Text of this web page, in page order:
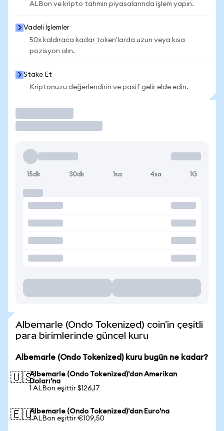
ALBon ve kripto tahmin piyasalarında işlem yapın.
Vadeli İşlemler
50x kaldıraca kadar token'larda uzun veya kısa
pozisyon alın.
Stake Et
Kriptonuzu değerlendirin ve pasif gelir elde edin.
15dk 30dk 1sa 4sa 1G
Albemarle (Ondo Tokenized) coin'in çeşitli
para birimlerinde güncel kuru
Albemarle (Ondo Tokenized) kuru bugün ne kadar?
🇺🇸Albemarle (Ondo Tokenized)'dan Amerikan
Doları'na
1 ALBon eşittir $126,17
🇪🇺Albemarle (Ondo Tokenized)'dan Euro'na
1 ALBon eşittir €109,50